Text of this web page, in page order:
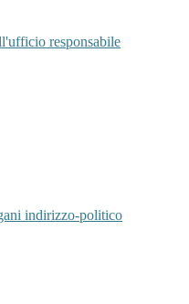
responsabile
indirizzo-politico